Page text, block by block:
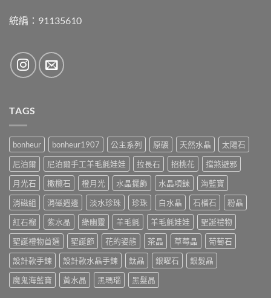
統編：91135610
TAGS
bonheur bonheur1907 公主系列 原礦 天然水晶
太陽石
尼泊爾
尼泊爾手工羊毛氈娃娃 拉長石 招桃花
擋煞避邪
月光石
橄欖石 橙月光 水晶擺飾 水晶項鍊
海藍寶
消磁組
消磁週邊 淡水珍珠 珍珠 白水晶 石榴石
粉晶
紅石榴
紫水晶 綠幽靈 羊毛氈 羊毛氈娃娃
聖誕禮物
聖誕禮物首選
聖誕節 花的姿態 茶晶 草莓晶
葡萄石
設計款手鍊
設計款水晶手鍊 鈦晶 銀曜石
銀髮晶
魔鬼海藍寶
黃水晶 黑瑪瑙 黑髮晶